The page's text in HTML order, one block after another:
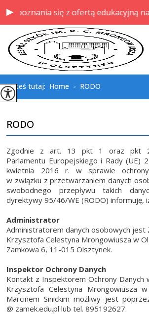
się z ofertą edukacyjną na rok
Jesteś tutaj: Home > RODO
RODO
Zgodnie z art. 13 pkt 1 oraz pkt 2,
Parlamentu Europejskiego i Rady (UE)
kwietnia 2016 r. w sprawie
w związku z przetwarzaniem danych
swobodnego przepływu takich
dyrektywy 95/46/WE (RODO) informuję,
Administrator
Administratorem danych osobowych jest
Krzysztofa Celestyna Mrongowiusza w
Zamkowa 6, 11-015 Olsztynek.
Inspektor Ochrony Danych
Kontakt z Inspektorem Ochrony Danych
Krzysztofa Celestyna Mrongowiusza
Marcinem Sinickim możliwy jest
@ zamek.edu.pl lub tel. 895192627.